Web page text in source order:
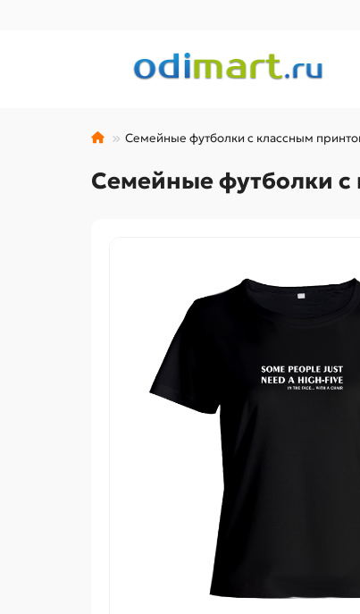
Семейные футболки с классным
Семейные футболки